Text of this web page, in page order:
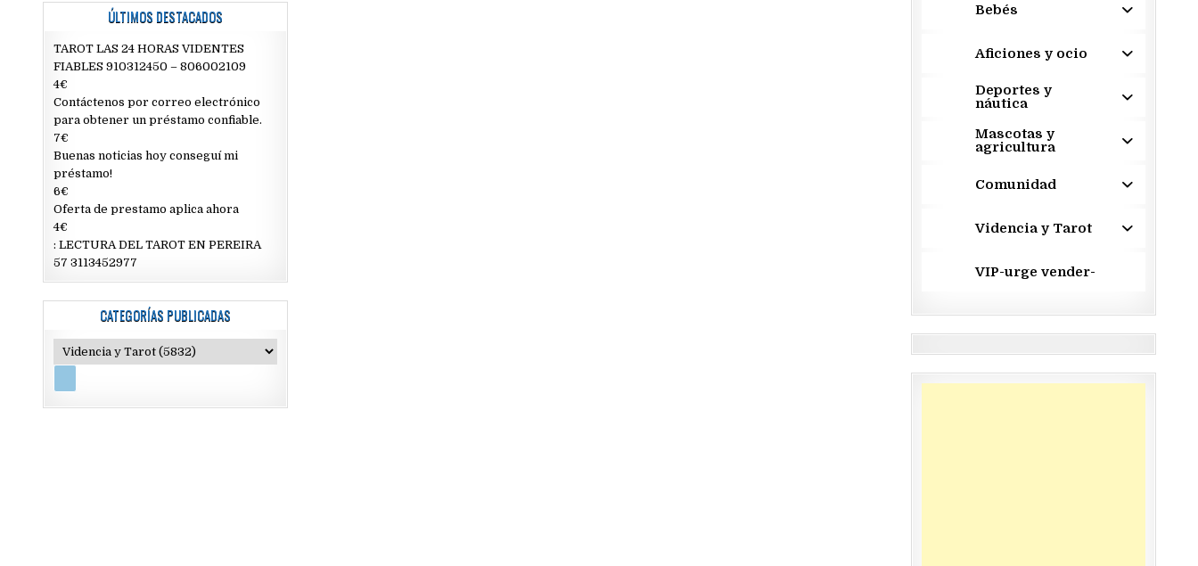
ÚLTIMOS DESTACADOS
TAROT LAS 24 HORAS VIDENTES
FIABLES 910312450 – 806002109
4€
Contáctenos por correo electrónico
para obtener un préstamo confiable.
7€
Buenas noticias hoy conseguí mi
préstamo!
6€
Oferta de prestamo aplica ahora
4€
: LECTURA DEL TAROT EN PEREIRA
57 3113452977
CATEGORÍAS PUBLICADAS
Bebés
Aficiones y ocio
Deportes y
náutica
Mascotas y
agricultura
Comunidad
Videncia y Tarot
VIP-urge vender-